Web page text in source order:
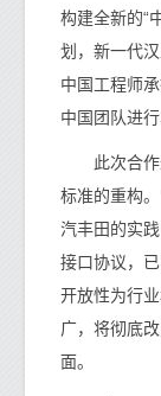
构建全新的“
划，新一代
中国工程师
中国团队进行
此次合作
标准的重构
汽丰田的实
接口协议，
开放性为行
广，将彻底
面。